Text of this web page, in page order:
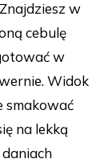
w
cebulę
w
Widok
smakować
na lekką